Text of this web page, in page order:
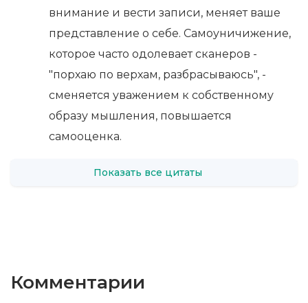
внимание и вести записи, меняет ваше
представление о себе. Самоуничижение,
которое часто одолевает сканеров -
"порхаю по верхам, разбрасываюсь", -
сменяется уважением к собственному
образу мышления, повышается
самооценка.
Показать все цитаты
Комментарии